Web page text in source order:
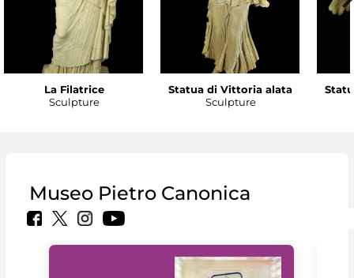
La Filatrice
Sculpture
Statua di Vittoria alata
Sculpture
Museo Pietro Canonica